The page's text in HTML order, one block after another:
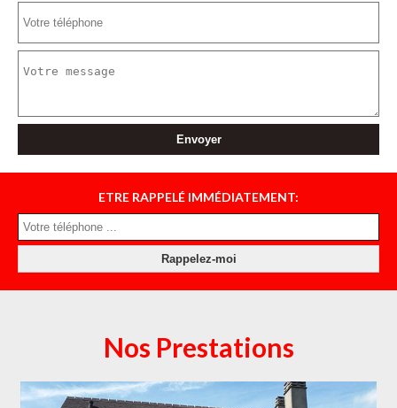
ETRE RAPPELÉ IMMÉDIATEMENT:
Nos Prestations